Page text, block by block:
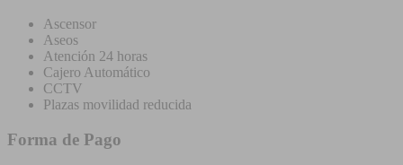
Ascensor
Aseos
Atención 24 horas
Cajero Automático
CCTV
Plazas movilidad reducida
Forma de Pago